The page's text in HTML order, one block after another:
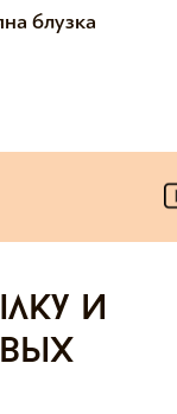
блузка
и